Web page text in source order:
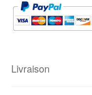
Livraison